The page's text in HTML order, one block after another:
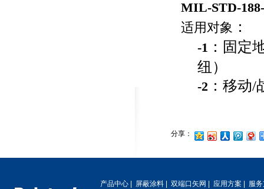
MIL-STD-
适用对象 ：
-1 ：固定
纽）
-2 ：移动/
分享：
产品中心 屏蔽涂料 双端口矢网 应用方案 服